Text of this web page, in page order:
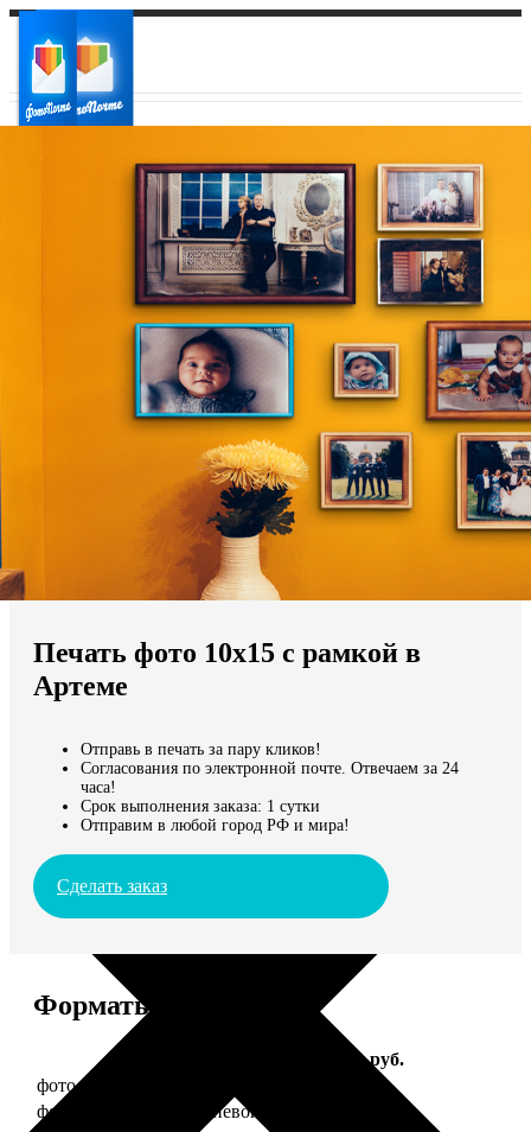
Ваш регион доставки
Выберите из списка:
Мы доставляем по всему миру
Продолжить без города
Печать фото 10х15 с рамкой в
Артеме
Отправь в печать за пару кликов!
Согласования по электронной почте. Отвечаем за 24
часа!
Срок выполнения заказа: 1 сутки
Отправим в любой город РФ и мира!
Сделать заказ
Форматы и цены
Цена, руб.
фото 10х15 в деревянной рамке
фото 10х15 в алюминиевой рамке